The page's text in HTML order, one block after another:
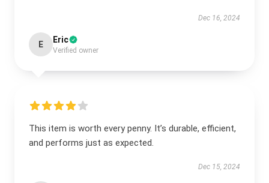
Dec 16, 2024
E Eric
Verified owner
This item is worth every penny. It’s durable, efficient,
and performs just as expected.
Dec 15, 2024